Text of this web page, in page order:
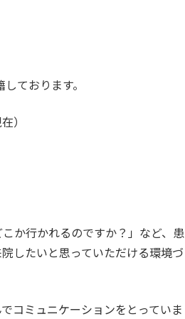
ております。
）
か行かれるのですか？」など、患
したいと思っていただける環境づ
コミュニケーションをとっていま